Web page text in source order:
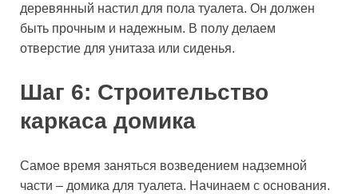
деревянный настил для пола туалета. Он должен
быть прочным и надежным. В полу делаем
отверстие для унитаза или сиденья.
Шаг 6: Строительство
каркаса домика
Самое время заняться возведением надземной
части – домика для туалета. Начинаем с основания.